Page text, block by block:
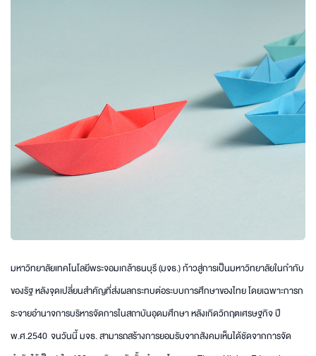
มหาวิทยาลัยเทคโนโลยีพระจอมเกล้าธนบุรี (มจธ.) ก้าวสู่การเป็นมหาวิทยาลัยในกำกับ
ของรัฐ หลังจุดเปลี่ยนสำคัญที่ส่งผลกระทบต่อระบบการศึกษาของไทย โดยเฉพาะการก
ระจายอำนาจการบริหารจัดการในสถาบันอุดมศึกษา หลังเกิดวิกฤตเศรษฐกิจ ปี
พ.ศ.2540 จนวันนี้ มจธ. สามารถสร้างการยอมรับจากสังคมเห็นได้ชัดจากการจัด